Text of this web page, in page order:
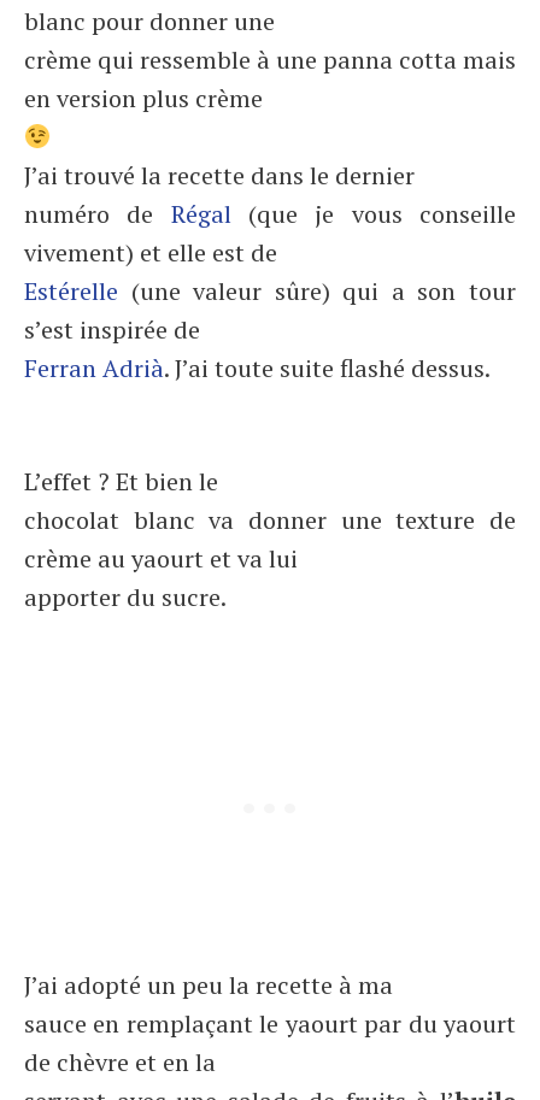
blanc pour donner une
crème qui ressemble à une panna cotta mais
en version plus crème
J’ai trouvé la recette dans le dernier
numéro de Régal(que je vous conseille
vivement) et elle est de
Estérelle (une valeur sûre) qui a son tour
s’est inspirée de
Ferran Adrià. J’ai toute suite flashé dessus.
L’effet ? Et bien le
chocolat blanc va donner une texture de
crème au yaourt et va lui
apporter du sucre.
J’ai adopté un peu la recette à ma
sauce en remplaçant le yaourt par du yaourt
de chèvre et en la